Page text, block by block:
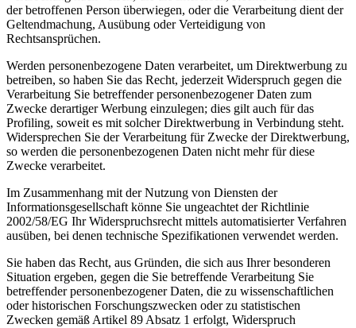
der betroffenen Person überwiegen, oder die Verarbeitung dient der
Geltendmachung, Ausübung oder Verteidigung von
Rechtsansprüchen.
Werden personenbezogene Daten verarbeitet, um Direktwerbung zu
betreiben, so haben Sie das Recht, jederzeit Widerspruch gegen die
Verarbeitung Sie betreffender personenbezogener Daten zum
Zwecke derartiger Werbung einzulegen; dies gilt auch für das
Profiling, soweit es mit solcher Direktwerbung in Verbindung steht.
Widersprechen Sie der Verarbeitung für Zwecke der Direktwerbung,
so werden die personenbezogenen Daten nicht mehr für diese
Zwecke verarbeitet.
Im Zusammenhang mit der Nutzung von Diensten der
Informationsgesellschaft könne Sie ungeachtet der Richtlinie
2002/58/EG Ihr Widerspruchsrecht mittels automatisierter Verfahren
ausüben, bei denen technische Spezifikationen verwendet werden.
Sie haben das Recht, aus Gründen, die sich aus Ihrer besonderen
Situation ergeben, gegen die Sie betreffende Verarbeitung Sie
betreffender personenbezogener Daten, die zu wissenschaftlichen
oder historischen Forschungszwecken oder zu statistischen
Zwecken gemäß Artikel 89 Absatz 1 erfolgt, Widerspruch